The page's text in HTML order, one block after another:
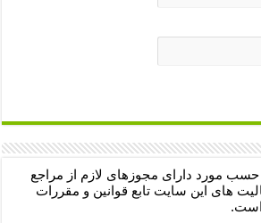
مورد دارای مجوزهای لازم از مراجع
های این سایت تابع قوانین و مقررات
است.